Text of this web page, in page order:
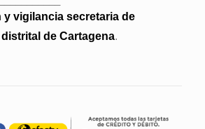
y vigilancia secretaria de
de Cartagena.